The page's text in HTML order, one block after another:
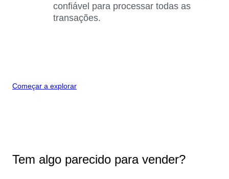
confiável para processar todas as
transações.
Começar a explorar
Tem algo parecido para vender?